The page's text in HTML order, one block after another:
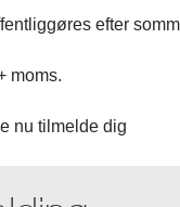
efter
moms.
nu tilmelde dig